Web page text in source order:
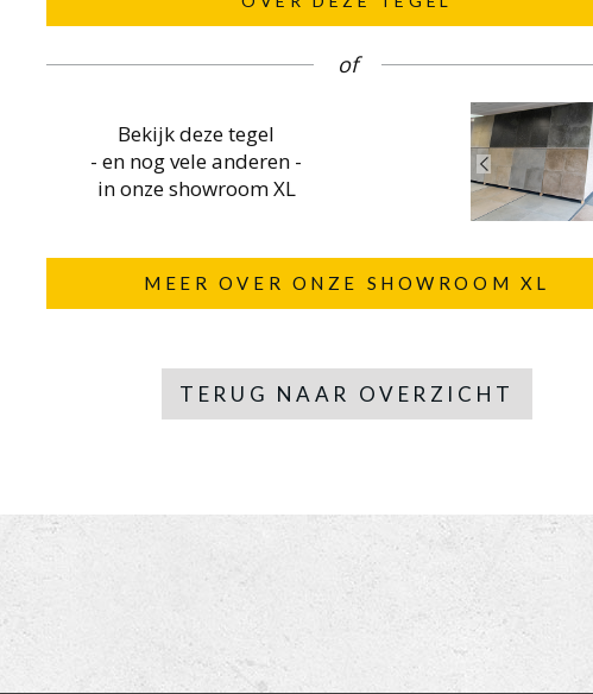
of
Bekijk deze tegel
- en nog vele anderen -
in onze showroom XL
MEER OVER ONZE SHOWROOM XL
TERUG NAAR OVERZICHT